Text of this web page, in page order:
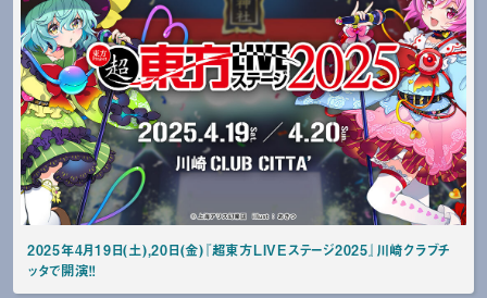
2025年4月19日(土),20日(金)『超東方LIVEステージ2025』川崎クラブチ
ッタで開演！！